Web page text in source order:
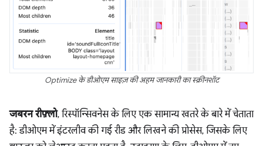
Optimize के डीओएम साइज़ की अहम जानकारी का स्क्रीनशॉट
जबरन रीफ़्लो, रिस्पॉन्सिवनेस के लिए एक सामान्य खतरे के बारे में चेताता
है: डीओएम में इंटरलीव की गई रीड और लिखने की प्रोसेस, जिसके लिए